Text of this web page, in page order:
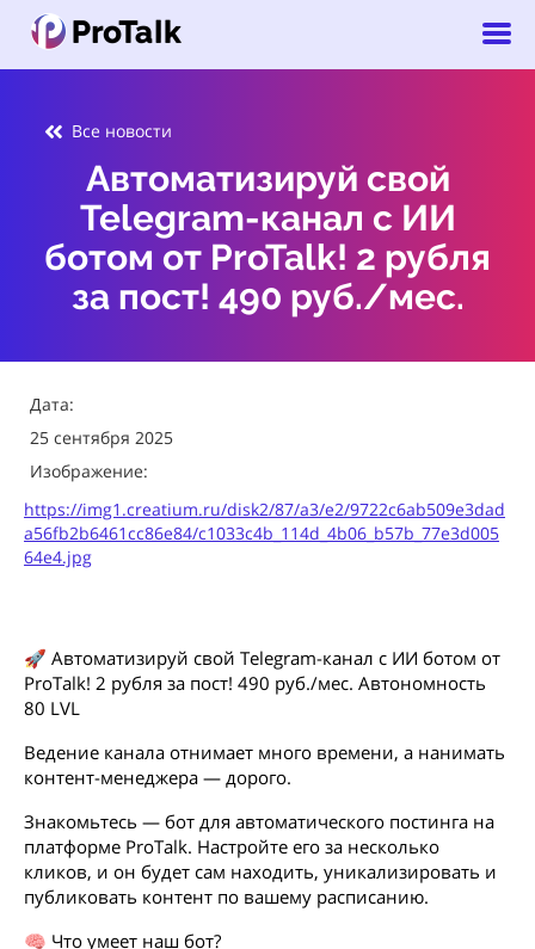
Все новости
Автоматизируй свой
Telegram-канал с ИИ
ботом от ProTalk! 2 рубля
за пост! 490 руб./мес.
Дата:
25 сентября 2025
Изображение:
https://img1.creatium.ru/disk2/87/a3/e2/9722c6ab509e3dad
a56fb2b6461cc86e84/c1033c4b_114d_4b06_b57b_77e3d005
64e4.jpg
🚀 Автоматизируй свой Telegram-канал с ИИ ботом от
ProTalk! 2 рубля за пост! 490 руб./мес. Автономность
80 LVL
Ведение канала отнимает много времени, а нанимать
контент-менеджера — дорого.
Знакомьтесь — бот для автоматического постинга на
платформе ProTalk. Настройте его за несколько
кликов, и он будет сам находить, уникализировать и
публиковать контент по вашему расписанию.
🧠 Что умеет наш бот?